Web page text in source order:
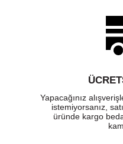
Yapacağınız
istemiyorsanız,
üründe kargo